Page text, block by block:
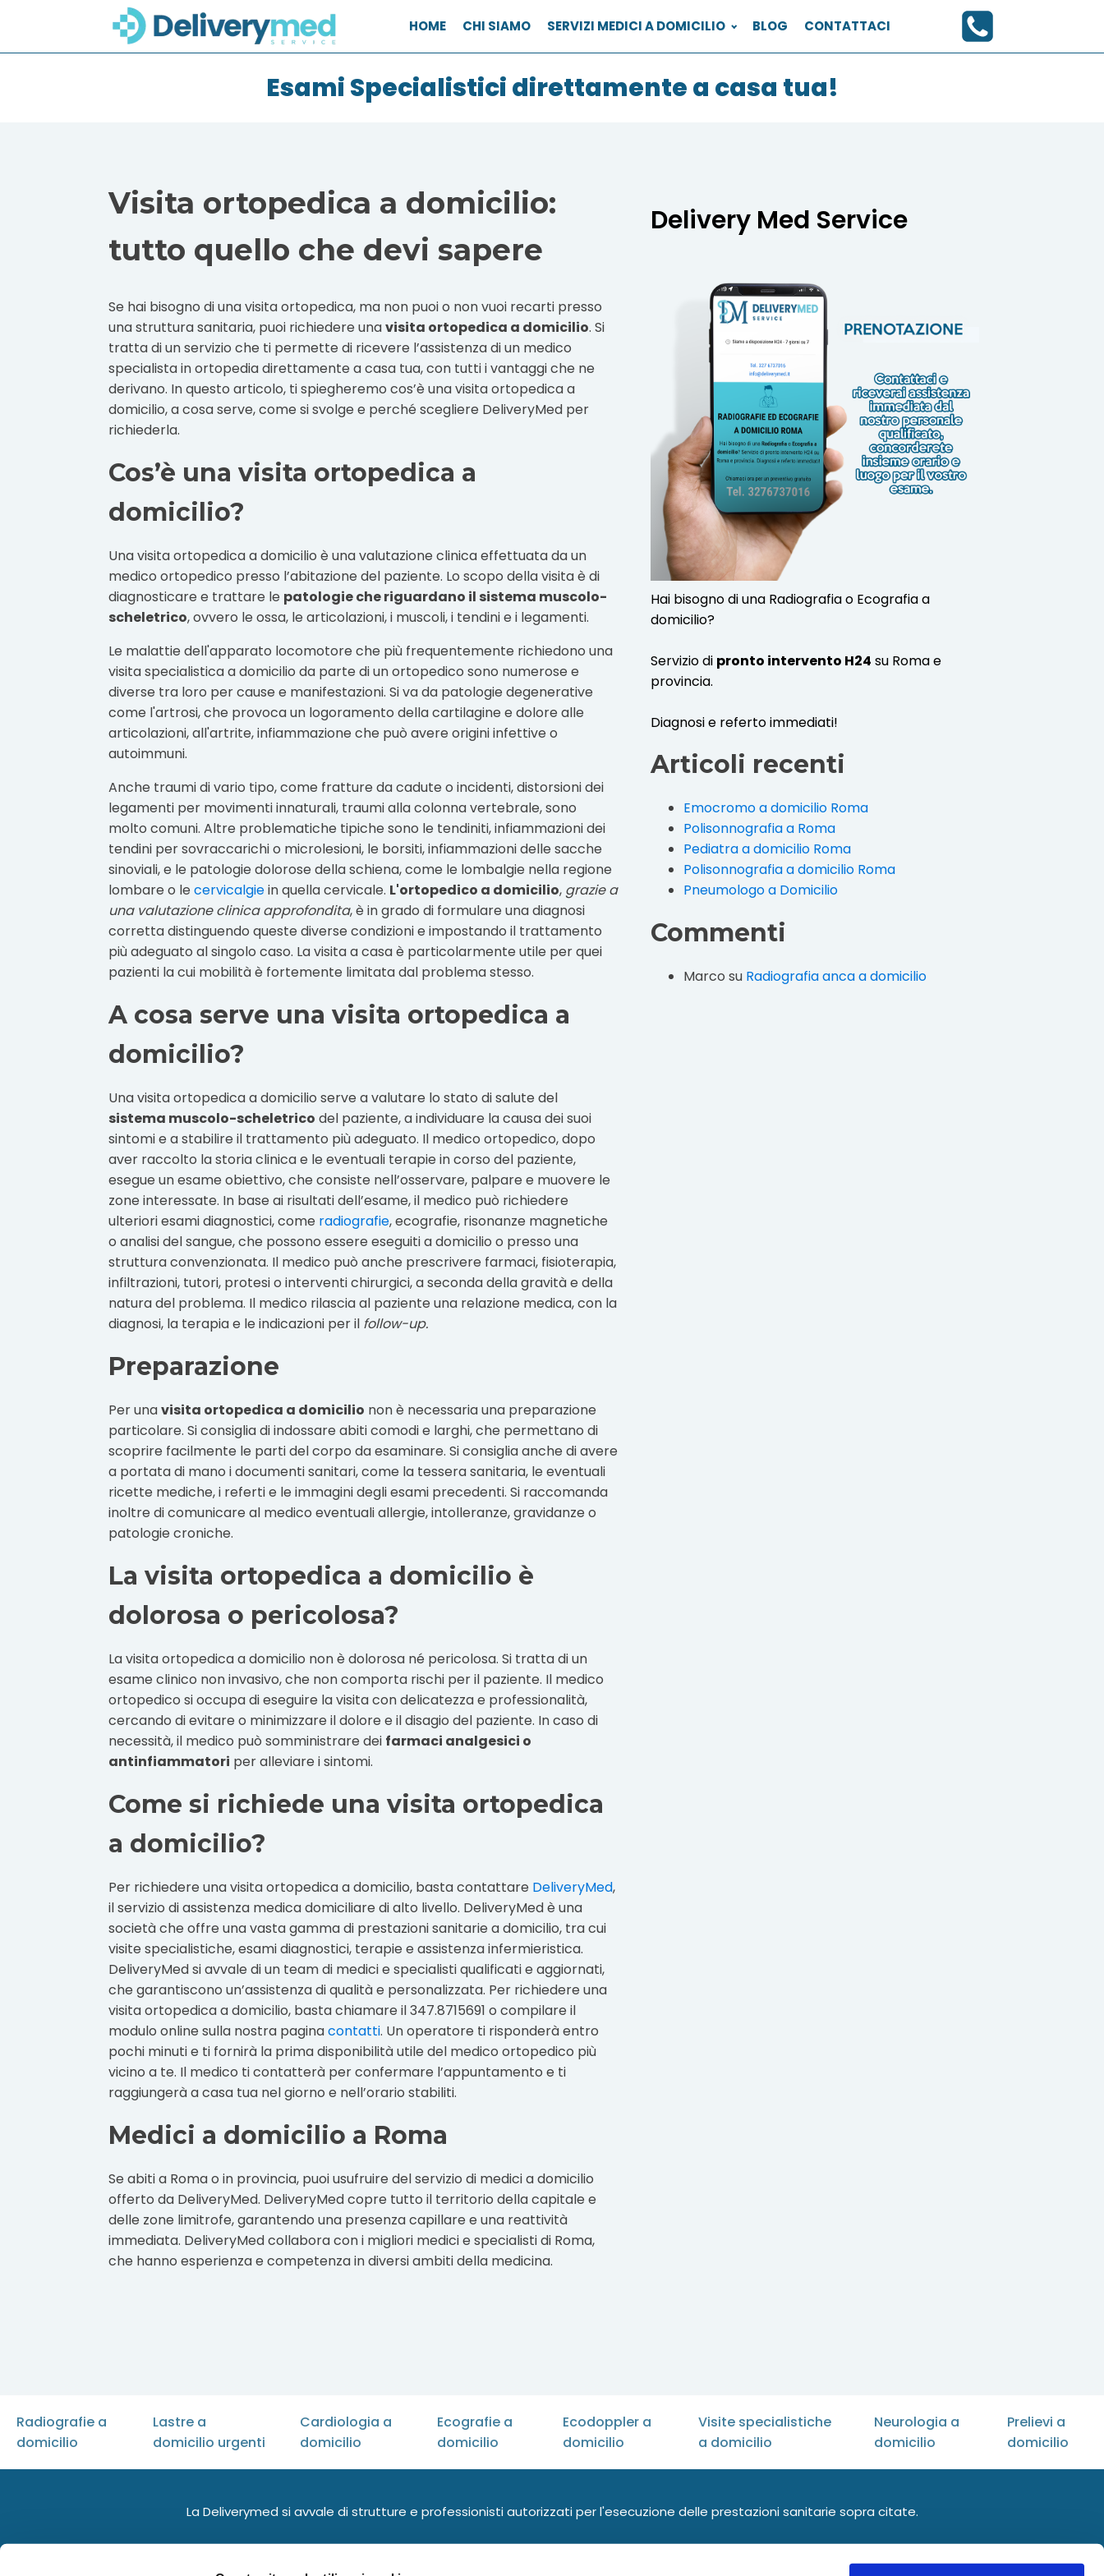
HOME CHI SIAMO SERVIZI MEDICI A DOMICILIO BLOG CONTATTACI
Esami Specialistici direttamente a casa tua!
Visita ortopedica a domicilio:
tutto quello che devi sapere
Se hai bisogno di una visita ortopedica, ma non puoi o non vuoi recarti presso
una struttura sanitaria, puoi richiedere unavisita ortopedica a domicilio. Si
tratta di un servizio che ti permette di ricevere l’assistenza di un medico
specialista in ortopedia direttamente a casa tua, con tutti i vantaggi che ne
derivano. In questo articolo, ti spiegheremo cos’è una visita ortopedica a
domicilio, a cosa serve, come si svolge e perché scegliere DeliveryMed per
richiederla.
Cos’è una visita ortopedica a
domicilio?
Una visita ortopedica a domicilio è una valutazione clinica effettuata da un
medico ortopedico presso l’abitazione del paziente. Lo scopo della visita è di
diagnosticare e trattare le patologie che riguardano il sistema muscolo-
scheletrico, ovvero le ossa, le articolazioni, i muscoli, i tendini e i legamenti.
Le malattie dell'apparato locomotore che più frequentemente richiedono una
visita specialistica a domicilio da parte di un ortopedico sono numerose e
diverse tra loro per cause e manifestazioni. Si va da patologie degenerative
come l'artrosi, che provoca un logoramento della cartilagine e dolore alle
articolazioni, all'artrite, infiammazione che può avere origini infettive o
autoimmuni.
Anche traumi di vario tipo, come fratture da cadute o incidenti, distorsioni dei
legamenti per movimenti innaturali, traumi alla colonna vertebrale, sono
molto comuni. Altre problematiche tipiche sono le tendiniti, infiammazioni dei
tendini per sovraccarichi o microlesioni, le borsiti, infiammazioni delle sacche
sinoviali, e le patologie dolorose della schiena, come le lombalgie nella regione
lombare o le cervicalgiein quella cervicale. L'ortopedico a domicilio, grazie a
una valutazione clinica approfondita, è in grado di formulare una diagnosi
corretta distinguendo queste diverse condizioni e impostando il trattamento
più adeguato al singolo caso. La visita a casa è particolarmente utile per quei
pazienti la cui mobilità è fortemente limitata dal problema stesso.
A cosa serve una visita ortopedica a
domicilio?
Una visita ortopedica a domicilio serve a valutare lo stato di salute del
sistema muscolo-scheletrico del paziente, a individuare la causa dei suoi
sintomi e a stabilire il trattamento più adeguato. Il medico ortopedico, dopo
aver raccolto la storia clinica e le eventuali terapie in corso del paziente,
esegue un esame obiettivo, che consiste nell’osservare, palpare e muovere le
zone interessate. In base ai risultati dell’esame, il medico può richiedere
ulteriori esami diagnostici, come radiografie, ecografie, risonanze magnetiche
o analisi del sangue, che possono essere eseguiti a domicilio o presso una
struttura convenzionata. Il medico può anche prescrivere farmaci, fisioterapia,
infiltrazioni, tutori, protesi o interventi chirurgici, a seconda della gravità e della
natura del problema. Il medico rilascia al paziente una relazione medica, con la
diagnosi, la terapia e le indicazioni per il follow-up.
Preparazione
Per unavisita ortopedica a domicilio non è necessaria una preparazione
particolare. Si consiglia di indossare abiti comodi e larghi, che permettano di
scoprire facilmente le parti del corpo da esaminare. Si consiglia anche di avere
a portata di mano i documenti sanitari, come la tessera sanitaria, le eventuali
ricette mediche, i referti e le immagini degli esami precedenti. Si raccomanda
inoltre di comunicare al medico eventuali allergie, intolleranze, gravidanze o
patologie croniche.
La visita ortopedica a domicilio è
dolorosa o pericolosa?
La visita ortopedica a domicilio non è dolorosa né pericolosa. Si tratta di un
esame clinico non invasivo, che non comporta rischi per il paziente. Il medico
ortopedico si occupa di eseguire la visita con delicatezza e professionalità,
cercando di evitare o minimizzare il dolore e il disagio del paziente. In caso di
necessità, il medico può somministrare dei farmaci analgesici o
antinfiammatori per alleviare i sintomi.
Come si richiede una visita ortopedica
a domicilio?
Per richiedere una visita ortopedica a domicilio, basta contattare DeliveryMed,
il servizio di assistenza medica domiciliare di alto livello. DeliveryMed è una
società che offre una vasta gamma di prestazioni sanitarie a domicilio, tra cui
visite specialistiche, esami diagnostici, terapie e assistenza infermieristica.
DeliveryMed si avvale di un team di medici e specialisti qualificati e aggiornati,
che garantiscono un’assistenza di qualità e personalizzata. Per richiedere una
visita ortopedica a domicilio, basta chiamare il 347.8715691 o compilare il
modulo online sulla nostra paginacontatti. Un operatore ti risponderà entro
pochi minuti e ti fornirà la prima disponibilità utile del medico ortopedico più
vicino a te. Il medico ti contatterà per confermare l’appuntamento e ti
raggiungerà a casa tua nel giorno e nell’orario stabiliti.
Medici a domicilio a Roma
Se abiti a Roma o in provincia, puoi usufruire del servizio di medici a domicilio
offerto da DeliveryMed. DeliveryMed copre tutto il territorio della capitale e
delle zone limitrofe, garantendo una presenza capillare e una reattività
immediata. DeliveryMed collabora con i migliori medici e specialisti di Roma,
che hanno esperienza e competenza in diversi ambiti della medicina.
Delivery Med Service
Hai bisogno di una Radiografia o Ecografia a
domicilio?
Servizio di pronto intervento H24 su Roma e
provincia.
Diagnosi e referto immediati!
Articoli recenti
Emocromo a domicilio Roma
Polisonnografia a Roma
Pediatra a domicilio Roma
Polisonnografia a domicilio Roma
Pneumologo a Domicilio
Commenti
Marco su Radiografia anca a domicilio
Radiografie a
domicilio
Lastre a
domicilio urgenti
Cardiologia a
domicilio
Ecografie a
domicilio
Ecodoppler a
domicilio
Visite specialistiche
a domicilio
Neurologia a
domicilio
Prelievi a
domicilio
La Deliverymed si avvale di strutture e professionisti autorizzati per l'esecuzione delle prestazioni sanitarie sopra citate.